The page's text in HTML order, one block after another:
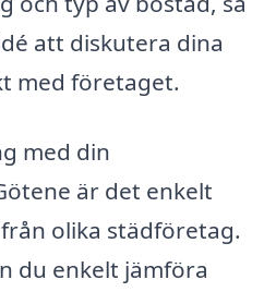
att diskutera dina
med företaget.
med din
är det enkelt
olika städföretag.
du enkelt jämföra